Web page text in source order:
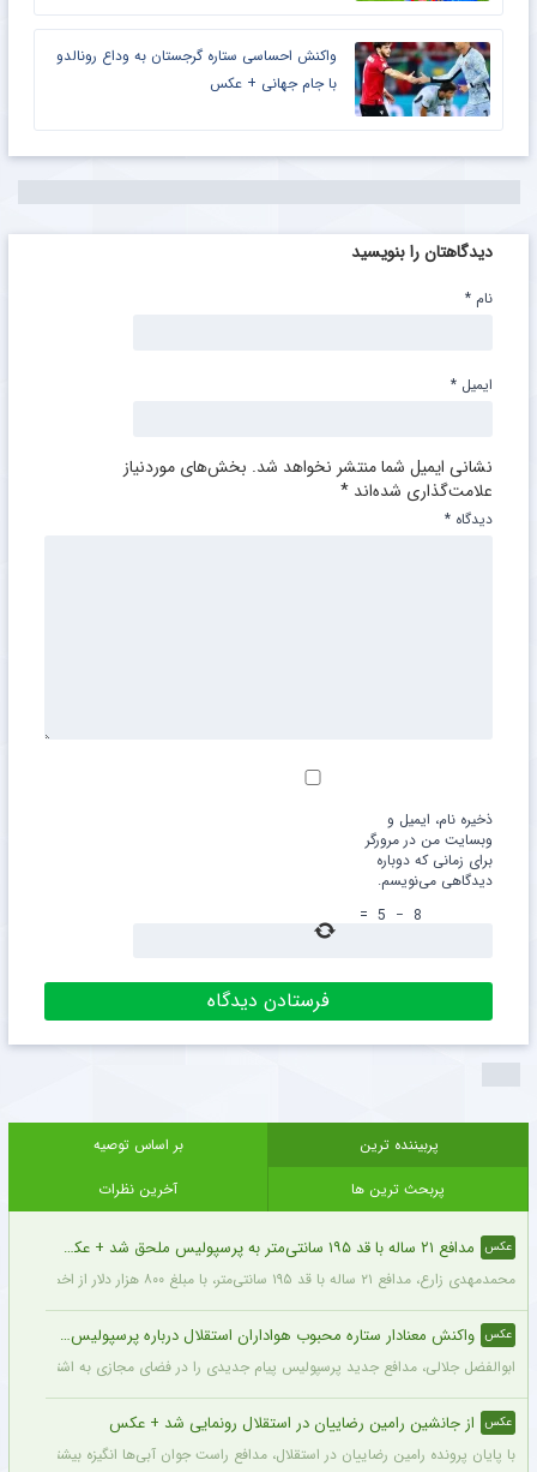
واکنش احساسی ستاره گرجستان به وداع رونالدو
با جام جهانی + عکس
دیدگاهتان را بنویسید
نشانی ایمیل شما منتشر نخواهد شد. بخش‌های موردنیاز
علامت‌گذاری شده‌اند *
دیدگاه *
نام *
ایمیل *
ذخیره نام، ایمیل و
وبسایت من در مرورگر
برای زمانی که دوباره
دیدگاهی می‌نویسم.
8
−
5
=
پربیننده ترین
بر اساس توصیه
پربحث ترین ها
آخرین نظرات
عکس مدافع ۲۱ ساله با قد ۱۹۵ سانتی‌متر به پرسپولیس ملحق شد + عکس
محمدمهدی زارع، مدافع ۲۱ ساله با قد ۱۹۵ سانتی‌متر، با مبلغ ۸۰۰ هزار دلار از اخمت گروژنی به پرسپولیس پیوست.
عکس واکنش معنادار ستاره محبوب هواداران استقلال درباره پرسپولیس + عکس
ابوالفضل جلالی، مدافع جدید پرسپولیس پیام جدیدی را در فضای مجازی به اشتراک
عکس از جانشین رامین رضاییان در استقلال رونمایی شد + عکس
با پایان پرونده رامین رضاییان در استقلال، مدافع راست جوان آبی‌ها انگیزه بیشتری